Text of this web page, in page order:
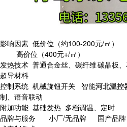
影响因素 低价位（约100-200元/㎡）
高价位（400元+/㎡）
发热技术 普通合金丝、碳纤维碳晶板、
超导材料
控制系统 机械旋钮开关 智能河北温控
制、语音联动
附加功能 基础发热 多档调温、定时
品牌与服务
小厂/无品牌 国产品牌